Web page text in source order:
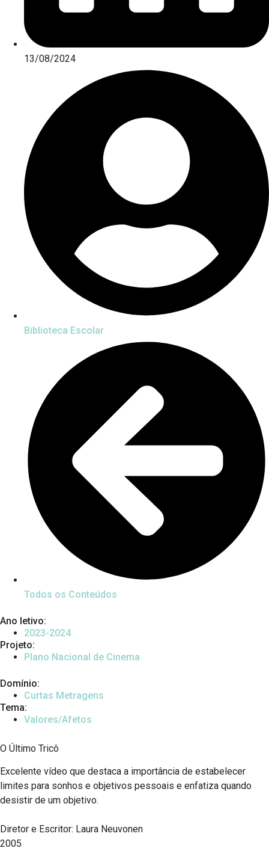
13/08/2024
Biblioteca Escolar
Todos os Conteúdos
Ano letivo:
2023-2024
Projeto:
Plano Nacional de Cinema
Domínio:
Curtas Metragens
Tema:
Valores/Afetos
O Último Tricô
Excelente vídeo que destaca a importância de estabelecer
limites para sonhos e objetivos pessoais e enfatiza quando
desistir de um objetivo.
Diretor e Escritor: Laura Neuvonen
2005